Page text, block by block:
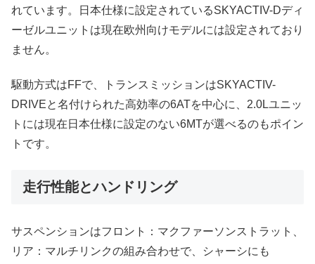
れています。日本仕様に設定されているSKYACTIV-Dディ
ーゼルユニットは現在欧州向けモデルには設定されており
ません。
駆動方式はFFで、トランスミッションはSKYACTIV-
DRIVEと名付けられた高効率の6ATを中心に、2.0Lユニッ
トには現在日本仕様に設定のない6MTが選べるのもポイン
トです。
走行性能とハンドリング
サスペンションはフロント：マクファーソンストラット、
リア：マルチリンクの組み合わせで、シャーシにも